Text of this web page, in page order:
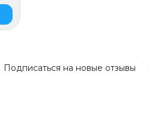
Подписаться на новые отзывы